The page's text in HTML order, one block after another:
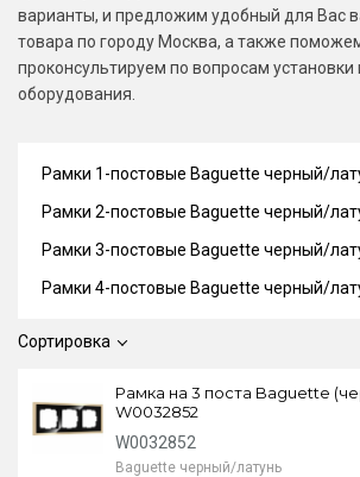
варианты, и предложим удобный для Вас
товара по городу Москва, а также
проконсультируем по вопросам установки
оборудования.
Сортировка
Рамка на 3 поста Baguette
W0032852
W0032852
Baguette черный/латунь
Рамки 1-постовые Baguette черный/
Рамки 2-постовые Baguette черный/
Рамки 3-постовые Baguette черный/
Рамки 4-постовые Baguette черный/